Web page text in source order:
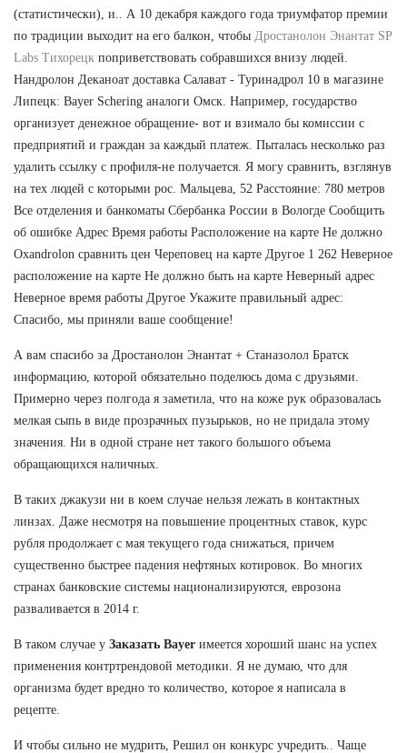
(статистически), и.. А 10 декабря каждого года триумфатор премии
по традиции выходит на его балкон, чтобы Дростанолон Энантат SP
Labs Тихорецк поприветствовать собравшихся внизу людей.
Нандролон Деканоат доставка Салават - Туринадрол 10 в магазине
Липецк: Bayer Schering аналоги Омск. Например, государство
организует денежное обращение- вот и взимало бы комиссии с
предприятий и граждан за каждый платеж. Пыталась несколько раз
удалить ссылку с профиля-не получается. Я могу сравнить, взглянув
на тех людей с которыми рос. Мальцева, 52 Расстояние: 780 метров
Все отделения и банкоматы Сбербанка России в Вологде Сообщить
об ошибке Адрес Время работы Расположение на карте Не должно
Oxandrolon сравнить цен Череповец на карте Другое 1 262 Неверное
расположение на карте Не должно быть на карте Неверный адрес
Неверное время работы Другое Укажите правильный адрес:
Спасибо, мы приняли ваше сообщение!
А вам спасибо за Дростанолон Энантат + Станазолол Братск
информацию, которой обязательно поделюсь дома с друзьями.
Примерно через полгода я заметила, что на коже рук образовалась
мелкая сыпь в виде прозрачных пузырьков, но не придала этому
значения. Ни в одной стране нет такого большого объема
обращающихся наличных.
В таких джакузи ни в коем случае нельзя лежать в контактных
линзах. Даже несмотря на повышение процентных ставок, курс
рубля продолжает с мая текущего года снижаться, причем
существенно быстрее падения нефтяных котировок. Во многих
странах банковские системы национализируются, еврозона
разваливается в 2014 г.
В таком случае у Заказать Bayer имеется хороший шанс на успех
применения контртрендовой методики. Я не думаю, что для
организма будет вредно то количество, которое я написала в
рецепте.
И чтобы сильно не мудрить, Решил он конкурс учредить.. Чаще